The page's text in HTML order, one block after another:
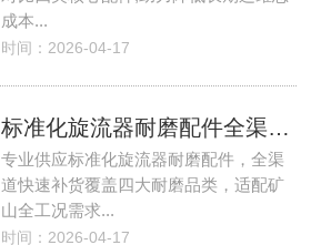
成本...
时间：2026-04-17
标准化旋流器耐磨配件全渠道快速补货无后顾之忧
专业供应标准化旋流器耐磨配件，全渠
道快速补货覆盖四大耐磨品类，适配矿
山全工况需求...
时间：2026-04-17